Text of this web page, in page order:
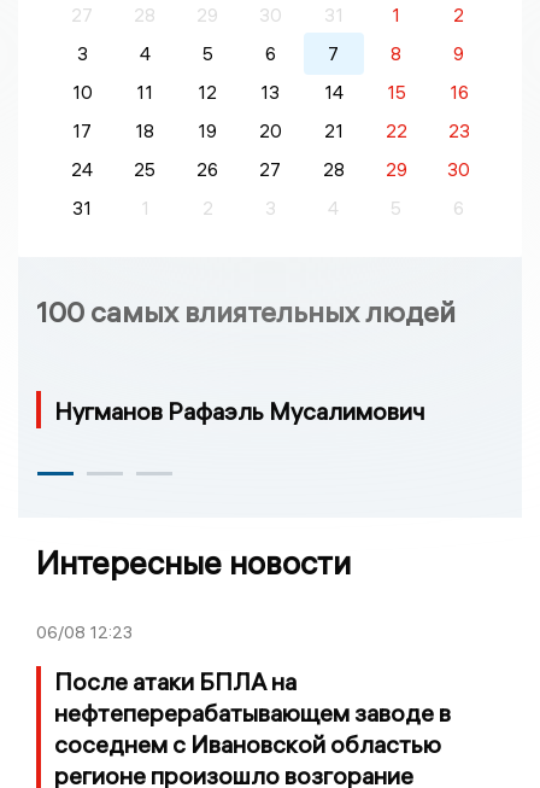
27
28 29 30 31 1
2
3
4 5 6 7 8
9
10
11 12 13 14 15
16
17
18 19 20 21 22
23
24
25 26 27 28 29
30
31
1 2 3 4 5 6
100 самых влиятельных людей
Нугманов Рафаэль Мусалимович
Интересные новости
06/08 12:23
После атаки БПЛА на
нефтеперерабатывающем заводе в
соседнем с Ивановской областью
регионе произошло возгорание